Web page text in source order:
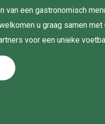
van een gastronomisch
u graag samen
voor een unieke